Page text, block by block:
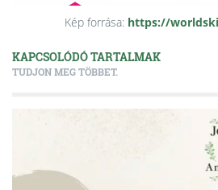
Kép forrása: https://
KAPCSOLÓDÓ TARTALMAK
TUDJON MEG TÖBBET.